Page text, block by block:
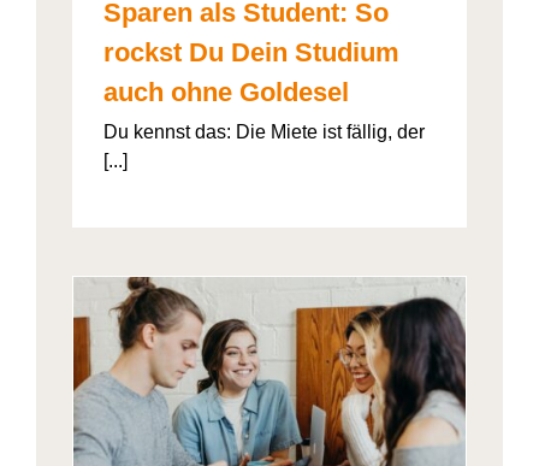
Sparen als Student: So
rockst Du Dein Studium
auch ohne Goldesel
Du kennst das: Die Miete ist fällig, der
[...]